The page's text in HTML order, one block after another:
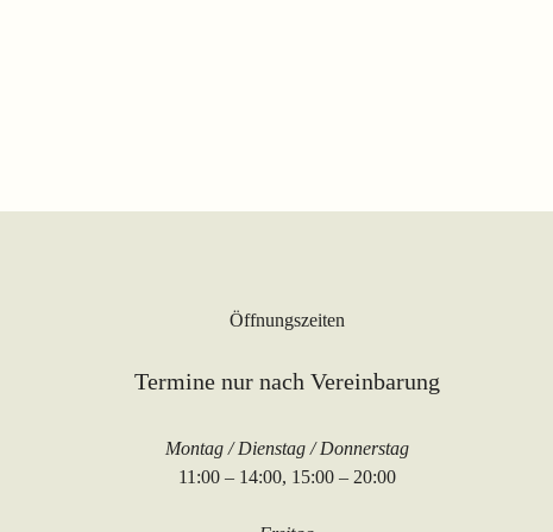
Öffnungszeiten
Termine nur nach Vereinbarung
Montag / Dienstag / Donnerstag
11:00 – 14:00, 15:00 – 20:00